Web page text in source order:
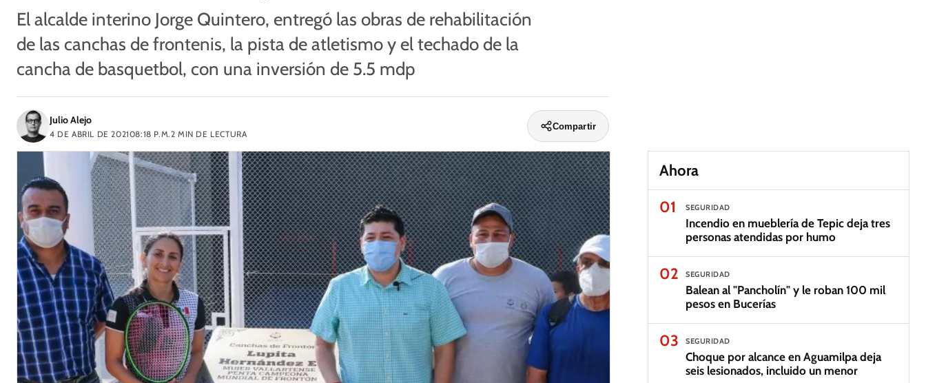
El alcalde interino Jorge Quintero, entregó las obras de rehabilitación
de las canchas de frontenis, la pista de atletismo y el techado de la
cancha de basquetbol, con una inversión de 5.5 mdp
Julio Alejo
4 DE ABRIL DE 202108:18 P.M.2 MIN DE LECTURA
Compartir
Ahora
01
SEGURIDAD
Incendio en mueblería de Tepic deja tres
personas atendidas por humo
02 SEGURIDAD
Balean al "Pancholín" y le roban 100 mil
pesos en Bucerías
03 SEGURIDAD
Choque por alcance en Aguamilpa deja
seis lesionados, incluido un menor